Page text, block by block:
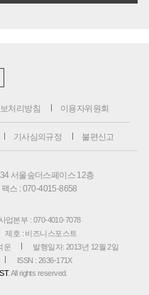
처리방침 이용자위원회
기사심의규정 불편신고
서울숲더스페이스 12층
팩스 : 070-4015-8658
사업본부 : 070-4010-7078
제호 : 비즈니스포스트
운
발행일자: 2013년 12월 2일
ISSN : 2636-171X
. All rights reserved.